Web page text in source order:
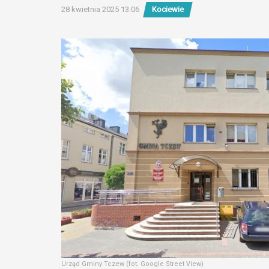
28 kwietnia 2025 13:06 Kociewie
Urząd Gminy Tczew (fot. Google Street View)